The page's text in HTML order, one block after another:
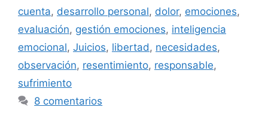
cuenta, desarrollo personal, dolor, emociones,
evaluación, gestión emociones, inteligencia
emocional, Juicios, libertad , necesidades,
observación, resentimiento, responsable,
sufrimiento
8 comentarios